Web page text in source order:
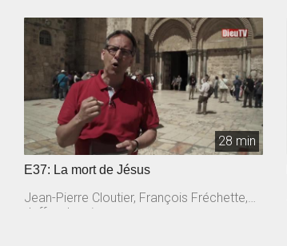
28 min
E37: La mort de Jésus
Jean-Pierre Cloutier, François Fréchette,
Jeffrey Laurin